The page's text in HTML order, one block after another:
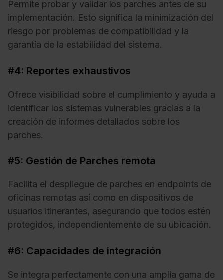
Permite probar y validar los parches antes de su
implementación. Esto significa la minimización del
riesgo por problemas de compatibilidad y la
garantía de la estabilidad del sistema.
#4: Reportes exhaustivos
Ofrece visibilidad sobre el cumplimiento y ayuda a
identificar los sistemas vulnerables gracias a la
creación de informes detallados sobre los
parches.
#5: Gestión de Parches remota
Facilita el despliegue de parches en endpoints de
oficinas remotas así como en dispositivos de
usuarios itinerantes, asegurando que todos estén
protegidos, independientemente de su ubicación.
#6: Capacidades de integración
Se integra perfectamente con una amplia gama de